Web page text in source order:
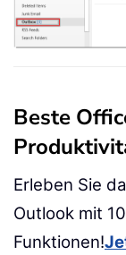
Beste
Erleben Sie
Outlook mit
Funktionen!